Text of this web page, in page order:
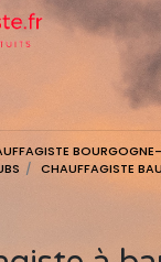
CHAUFFAGISTE